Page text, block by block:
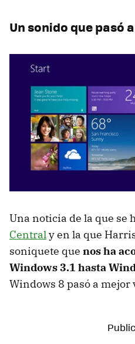
Un sonido que pasó
Una noticia de la que se
Central y en la que
soniquete que nos ha
Windows 3.1 hasta
Windows 8 pasó a mejor